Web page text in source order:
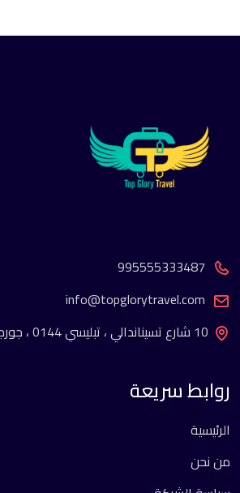
995555333487
info@topglorytravel.com
10 شارع تسيناندالي ، تبليسي 0144 ، جورجيا
روابط سريعة
الرئيسية
من نحن